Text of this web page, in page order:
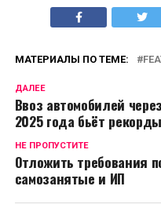
МАТЕРИАЛЫ ПО ТЕМЕ:
ДАЛЕЕ
Ввоз автомобилей
2025 года бьёт рекорды
НЕ ПРОПУСТИТЕ
Отложить требования
самозанятые и ИП